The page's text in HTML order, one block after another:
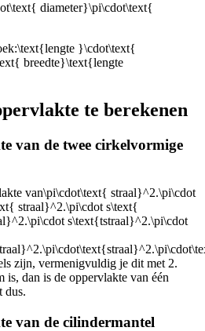
diameter}\pi\cdot\text{
\text{lengte }\cdot\text{
breedte}\text{lengte
te berekenen
van de twee cirkelvormige
van\pi\cdot\text{ straal}^2.\pi\cdot
straal}^2.\pi\cdot s\text{
s\text{tstraal}^2.\pi\cdot
zijn, vermenigvuldig je dit met 2.
is, dan is de oppervlakte van één
dus.
van de cilindermantel